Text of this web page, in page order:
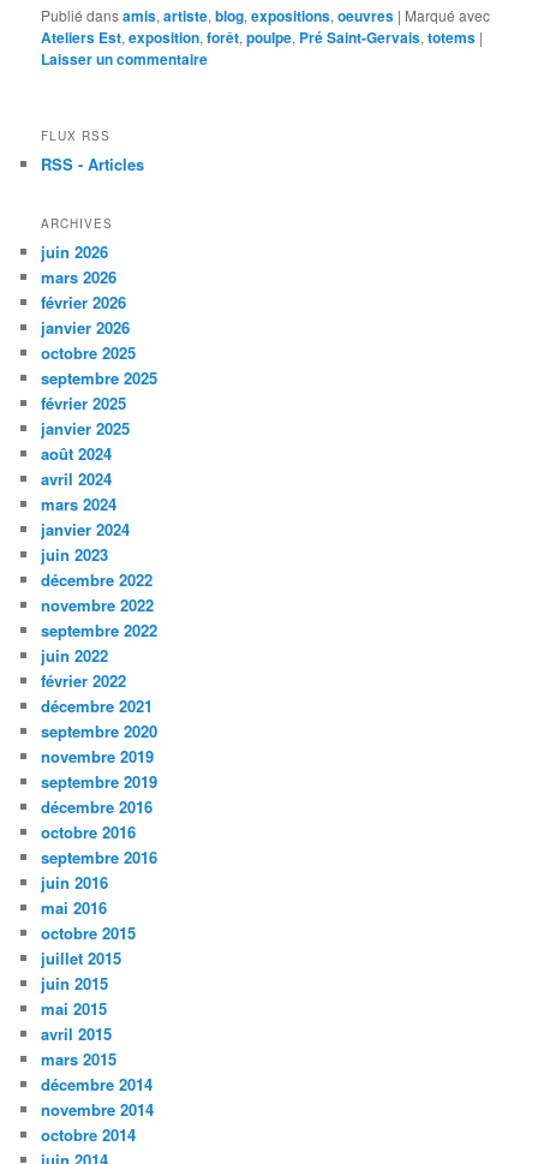
Publié dansamis,artiste,blog,expositions,oeuvres | Marqué avec
Ateliers Est,exposition,forêt,poulpe, Pré Saint-Gervais,totems |
Laisser un commentaire
FLUX RSS
RSS - Articles
ARCHIVES
juin 2026
mars 2026
février 2026
janvier 2026
octobre 2025
septembre 2025
février 2025
janvier 2025
août 2024
avril 2024
mars 2024
janvier 2024
juin 2023
décembre 2022
novembre 2022
septembre 2022
juin 2022
février 2022
décembre 2021
septembre 2020
novembre 2019
septembre 2019
décembre 2016
octobre 2016
septembre 2016
juin 2016
mai 2016
octobre 2015
juillet 2015
juin 2015
mai 2015
avril 2015
mars 2015
décembre 2014
novembre 2014
octobre 2014